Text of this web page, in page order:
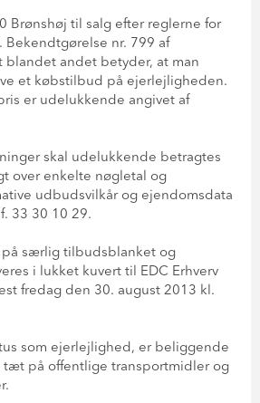
Brønshøj til salg efter reglerne for
nr. 799 af
blandet andet betyder, at man
et købstilbud på ejerlejligheden.
er udelukkende angivet af
skal udelukkende betragtes
over enkelte nøgletal og
udbudsvilkår og ejendomsdata
33 30 10 29.
på særlig tilbudsblanket og
i lukket kuvert til EDC Erhverv
fredag den 30. august 2013 kl.
som ejerlejlighed, er beliggende
tæt på offentlige transportmidler og